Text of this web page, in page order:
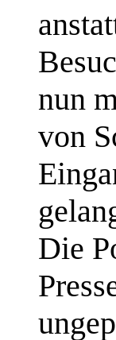
nun
von
Die